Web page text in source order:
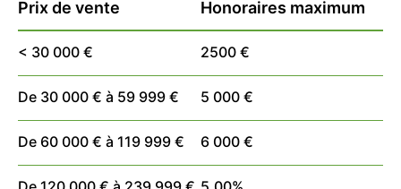
Prix de vente Honoraires maximum
< 30 000 € 2500 €
De 30 000 € à 59 999 € 5 000 €
De 60 000 € à 119 999 € 6 000 €